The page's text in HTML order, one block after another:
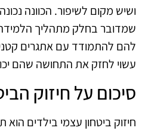
ושיש מקום לשיפור. הכוונה
שמדובר בחלק מתהליך
להם להתמודד עם אתגרים
עשוי לחזק את התחושה שהם
סיכום על חיזוק
חיזוק ביטחון עצמי בילדים